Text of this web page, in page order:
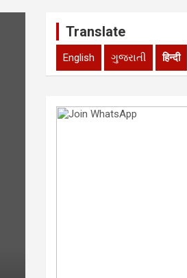
Translate
English ગુજરાતી हिन्दी